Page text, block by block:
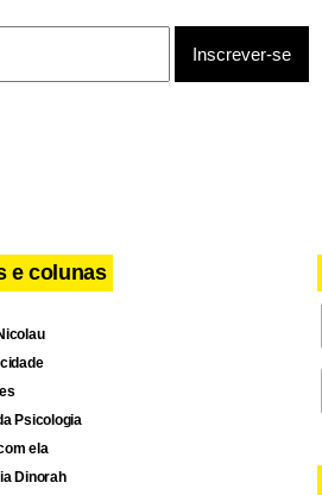
vindo do Camboja, terra natal de
em um restaurante vietnamita e
e colunas
Psicologia
ela
Dinorah